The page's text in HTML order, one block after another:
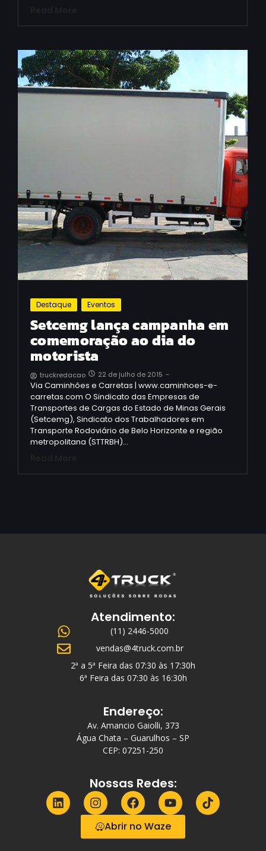
Destaque Eventos
Setcemg lança campanha em
comemoração ao dia do
motorista
truckredacao 22 de julho de 2015 -
Via Caminhões e Carretas | www.caminhoes-e-
carretas.com O Sindicato das Empresas de
Transportes de Cargas do Estado de Minas Gerais
(Setcemg), Sindicato dos Trabalhadores em
Transporte Rodoviário de Belo Horizonte e região
metropolitana (STTRBH)…
Atendimento:
(11) 2446-5000
vendas@4truck.com.br
2ª a 5ª Feira das 07:30 às 17:30h
6ª Feira das 07:30 às 16:30h
Endereço:
Av. Amancio Gaiolli, 373
Água Chata – Guarulhos – SP
CEP: 07251-250
Nossas Redes:
Abrir no Waze